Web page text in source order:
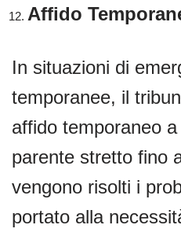
Affido
In situazioni di
temporanee, il
affido temporaneo
parente stretto fino
vengono risolti i
portato alla